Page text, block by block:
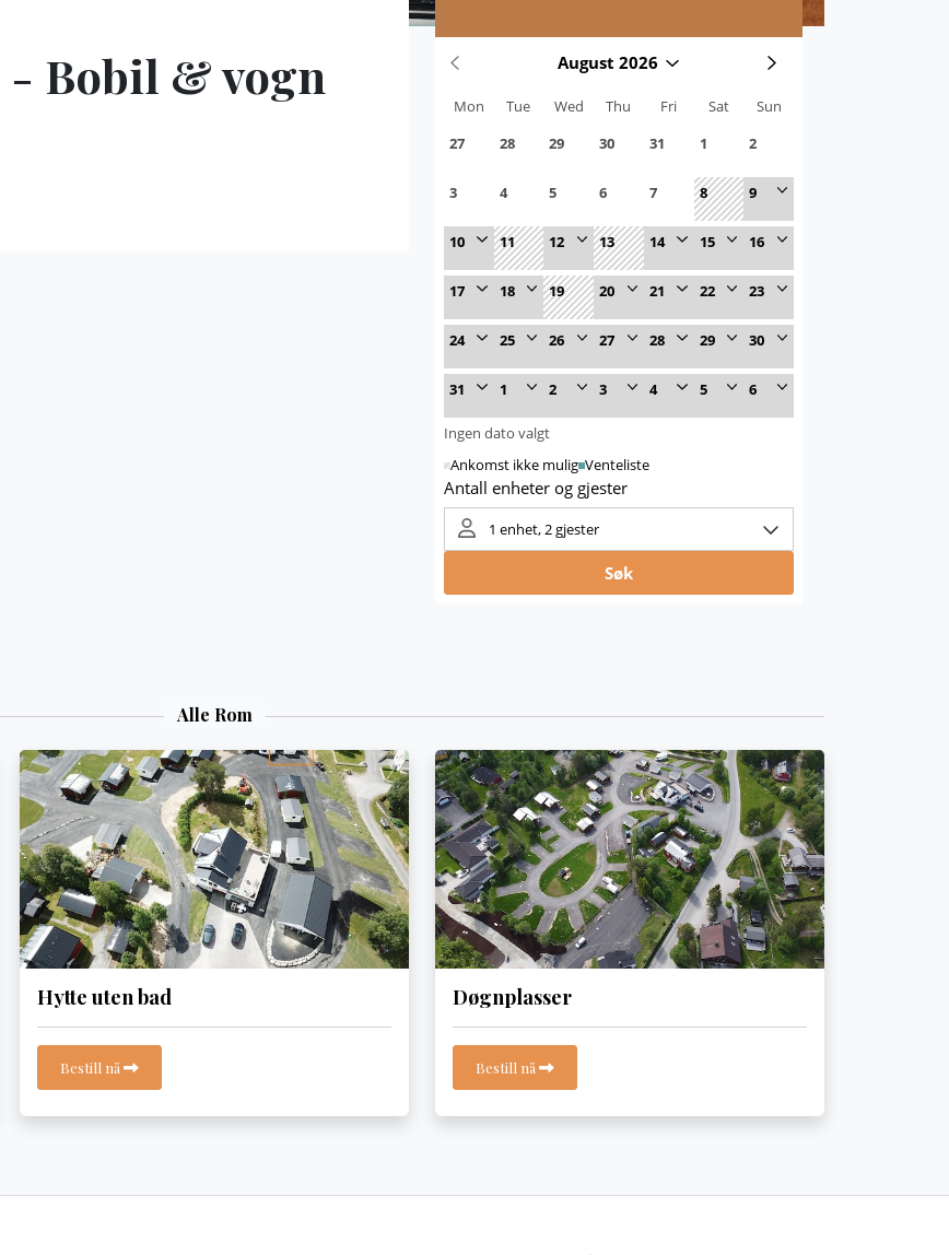
- Bobil & vogn
Alle Rom
Hytte uten bad
Bestill nå
Døgnplasser
Bestill nå